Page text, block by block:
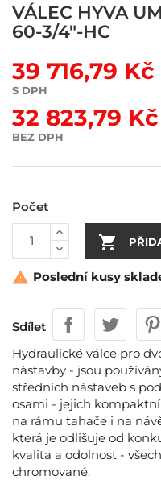
VÁLEC HYVA
60-3/4"-HC
39 716,79 Kč
S DPH
32 823,79 Kč
BEZ DPH
Počet

 Poslední kusy
Sdílet
Hydraulické válce pro
nástavby - jsou
středních nástaveb s
osami - jejich
na rámu tahače i na
která je odlišuje od
kvalita a odolnost -
chromované.